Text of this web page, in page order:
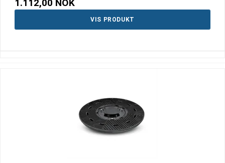
1.112,00 NOK
VIS PRODUKT